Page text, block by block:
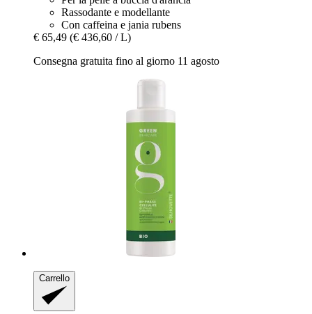
Rassodante e modellante
Con caffeina e jania rubens
€ 65,49 (€ 436,60 / L)
Consegna gratuita fino al giorno 11 agosto
Carrello